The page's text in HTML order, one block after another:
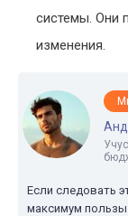
системы. Они
изменения.
Если следовать
максимум пользы